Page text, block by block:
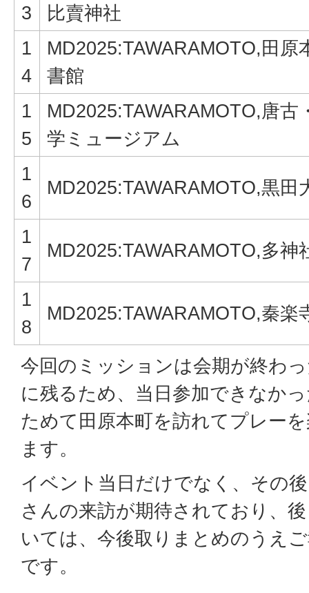
3
比賣神社
1
4
MD2025:TAWARAMOTO,田原
書館
1
5
MD2025:TAWARAMOTO,唐古
学ミュージアム
1
6
MD2025:TAWARAMOTO,黒田
1
7
MD2025:TAWARAMOTO,多神
1
8
MD2025:TAWARAMOTO,秦楽
今回のミッションは会期が終わ
に残るため、当日参加できなか
ためて田原本町を訪れてプレー
ます。
イベント当日だけでなく、その
さんの来訪が期待されており、
いては、今後取りまとめのうえ
です。